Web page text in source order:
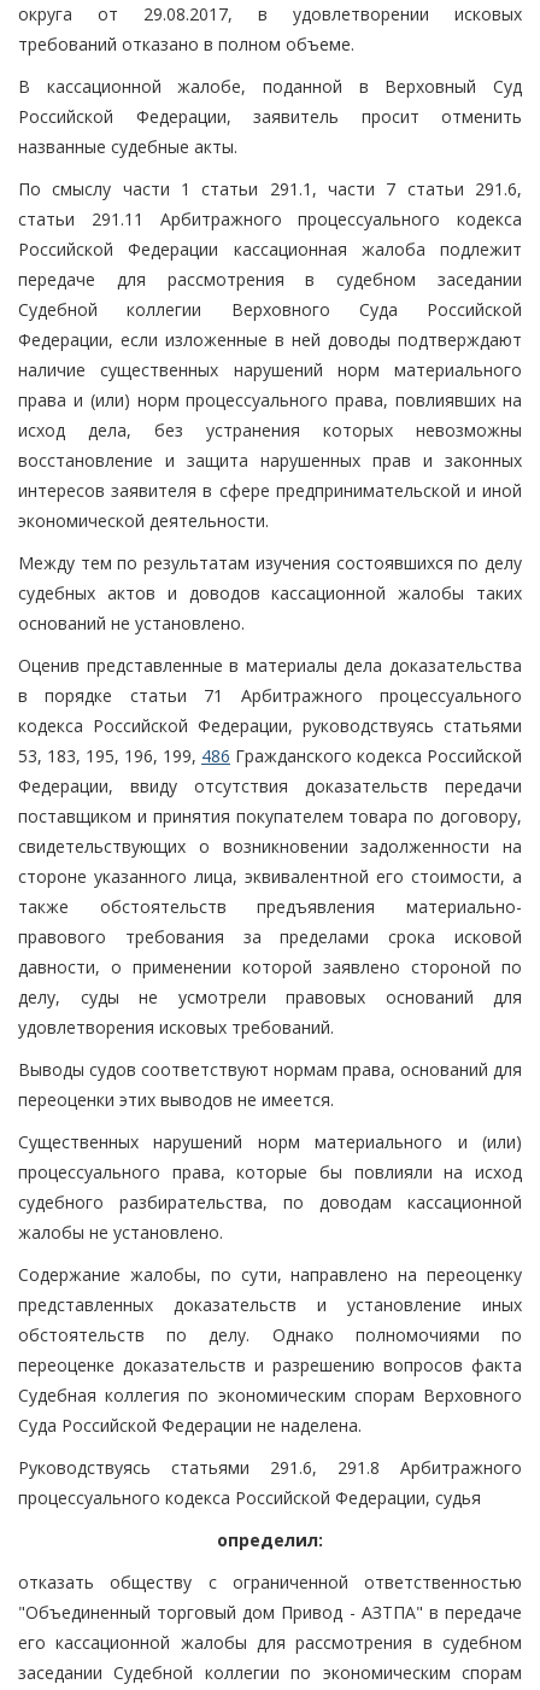
округа от 29.08.2017, в удовлетворении исковых
требований отказано в полном объеме.
В кассационной жалобе, поданной в Верховный Суд
Российской Федерации, заявитель просит отменить
названные судебные акты.
По смыслу части 1 статьи 291.1, части 7 статьи 291.6,
статьи 291.11 Арбитражного процессуального кодекса
Российской Федерации кассационная жалоба подлежит
передаче для рассмотрения в судебном заседании
Судебной коллегии Верховного Суда Российской
Федерации, если изложенные в ней доводы подтверждают
наличие существенных нарушений норм материального
права и (или) норм процессуального права, повлиявших на
исход дела, без устранения которых невозможны
восстановление и защита нарушенных прав и законных
интересов заявителя в сфере предпринимательской и иной
экономической деятельности.
Между тем по результатам изучения состоявшихся по делу
судебных актов и доводов кассационной жалобы таких
оснований не установлено.
Оценив представленные в материалы дела доказательства
в порядке статьи 71 Арбитражного процессуального
кодекса Российской Федерации, руководствуясь статьями
53, 183, 195, 196, 199, 486 Гражданского кодекса Российской
Федерации, ввиду отсутствия доказательств передачи
поставщиком и принятия покупателем товара по договору,
свидетельствующих о возникновении задолженности на
стороне указанного лица, эквивалентной его стоимости, а
также обстоятельств предъявления материально-
правового требования за пределами срока исковой
давности, о применении которой заявлено стороной по
делу, суды не усмотрели правовых оснований для
удовлетворения исковых требований.
Выводы судов соответствуют нормам права, оснований для
переоценки этих выводов не имеется.
Существенных нарушений норм материального и (или)
процессуального права, которые бы повлияли на исход
судебного разбирательства, по доводам кассационной
жалобы не установлено.
Содержание жалобы, по сути, направлено на переоценку
представленных доказательств и установление иных
обстоятельств по делу. Однако полномочиями по
переоценке доказательств и разрешению вопросов факта
Судебная коллегия по экономическим спорам Верховного
Суда Российской Федерации не наделена.
Руководствуясь статьями 291.6, 291.8 Арбитражного
процессуального кодекса Российской Федерации, судья
определил:
отказать обществу с ограниченной ответственностью
"Объединенный торговый дом Привод - АЗТПА" в передаче
его кассационной жалобы для рассмотрения в судебном
заседании Судебной коллегии по экономическим спорам